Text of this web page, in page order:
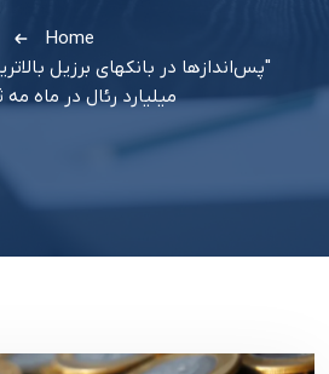
Home
میلیارد رئال در ماه